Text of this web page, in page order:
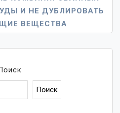
И НЕ ДУБЛИРОВАТЬ
ВЕЩЕСТВА
Поиск